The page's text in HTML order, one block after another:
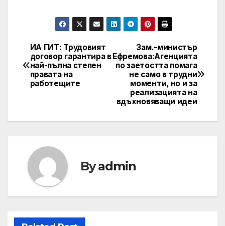
Post
navigation
Зам.-министър
Ефремова:Агенцията
по заетостта помага
не само в трудни
моменти, но и за
реализацията на
вдъхновяващи идеи
ИА ГИТ: Трудовият
договор гарантира в
най-пълна степен
правата на
работещите
Byadmin